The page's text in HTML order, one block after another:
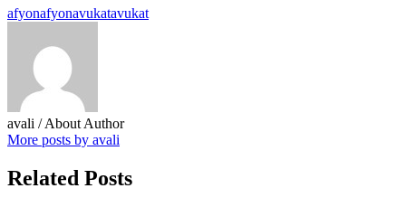
afyonafyonavukatavukat
avali / About Author
More posts by avali
Related Posts